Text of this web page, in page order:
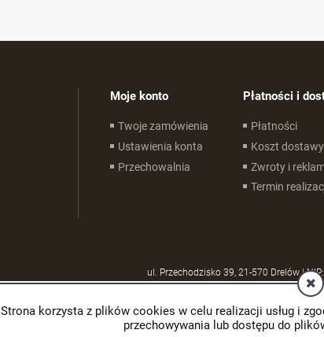
Strona korzysta z plików cookies w celu realizacji usług i
przechowywania lub dostępu do
Moje konto
Twoje zamówienia
Ustawienia konta
Przechowalnia
Płatności i
Płatności
Koszt dostawy
Zwroty i
Termin
ul. Przechodzisko 39, 21-570 Drelów |